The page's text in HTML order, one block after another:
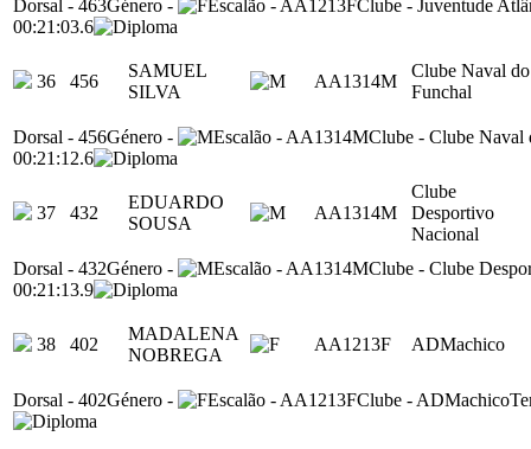
Dorsal - 463Género - Escalão - AA1213FClube - Juventude
00:21:03.6
36 456
SAMUEL
SILVA
AA1314M
Clube Naval do
Funchal
Dorsal - 456Género - Escalão - AA1314MClube - Clube Naval
00:21:12.6
37 432
EDUARDO
SOUSA
AA1314M
Clube
Desportivo
Nacional
Dorsal - 432Género - Escalão - AA1314MClube - Clube
00:21:13.9
38 402
MADALENA
NOBREGA
AA1213F ADMachico
Dorsal - 402Género - Escalão - AA1213FClube - ADMachico